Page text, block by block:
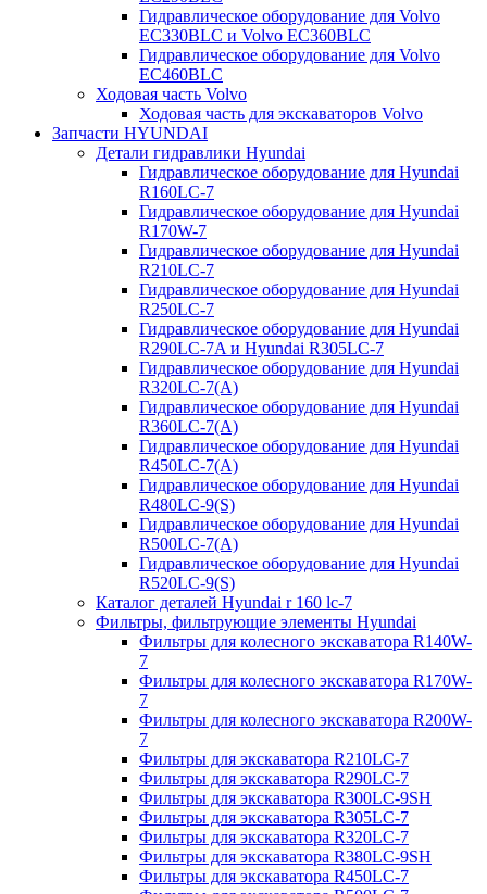
Гидравлическое оборудование для Volvo
EC330BLC и Volvo EC360BLC
Гидравлическое оборудование для Volvo
EC460BLC
Ходовая часть Volvo
Ходовая часть для экскаваторов Volvo
Запчасти HYUNDAI
Детали гидравлики Hyundai
Гидравлическое оборудование для Hyundai
R160LC-7
Гидравлическое оборудование для Hyundai
R170W-7
Гидравлическое оборудование для Hyundai
R210LC-7
Гидравлическое оборудование для Hyundai
R250LC-7
Гидравлическое оборудование для Hyundai
R290LC-7A и Hyundai R305LC-7
Гидравлическое оборудование для Hyundai
R320LC-7(A)
Гидравлическое оборудование для Hyundai
R360LC-7(A)
Гидравлическое оборудование для Hyundai
R450LC-7(A)
Гидравлическое оборудование для Hyundai
R480LC-9(S)
Гидравлическое оборудование для Hyundai
R500LC-7(A)
Гидравлическое оборудование для Hyundai
R520LC-9(S)
Каталог деталей Hyundai r 160 lc-7
Фильтры, фильтрующие элементы Hyundai
Фильтры для колесного экскаватора R140W-
7
Фильтры для колесного экскаватора R170W-
7
Фильтры для колесного экскаватора R200W-
7
Фильтры для экскаватора R210LC-7
Фильтры для экскаватора R290LC-7
Фильтры для экскаватора R300LC-9SH
Фильтры для экскаватора R305LC-7
Фильтры для экскаватора R320LC-7
Фильтры для экскаватора R380LC-9SH
Фильтры для экскаватора R450LC-7